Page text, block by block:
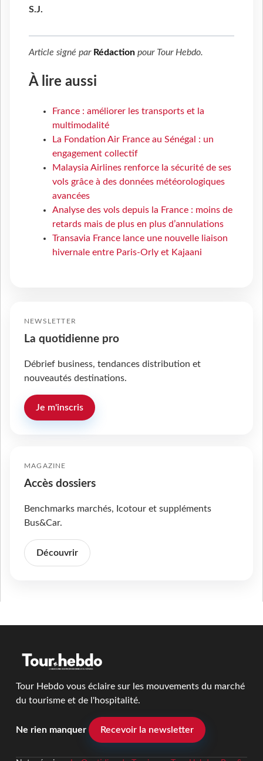
S.J.
Article signé par Rédaction pour Tour Hebdo.
À lire aussi
France : améliorer les transports et la
multimodalité
La Fondation Air France au Sénégal : un
engagement collectif
Malaysia Airlines renforce la sécurité de ses
vols grâce à des données météorologiques
avancées
Analyse des vols depuis la France : moins de
retards mais de plus en plus d’annulations
Transavia France lance une nouvelle liaison
hivernale entre Paris-Orly et Kajaani
NEWSLETTER
La quotidienne pro
Débrief business, tendances distribution et
nouveautés destinations.
Je m'inscris
MAGAZINE
Accès dossiers
Benchmarks marchés, Icotour et suppléments
Bus&Car.
Découvrir
Tour Hebdo vous éclaire sur les mouvements du marché
du tourisme et de l'hospitalité.
Ne rien manquer Recevoir la newsletter